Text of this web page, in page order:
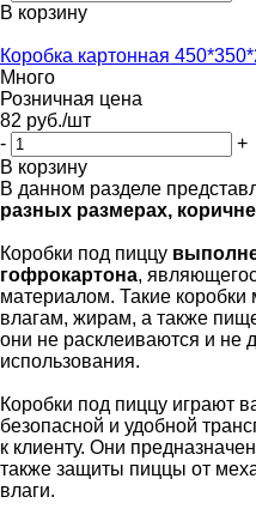
В корзину
Коробка картонная
Много
Розничная цена
82 руб./шт
-
+
В корзину
В данном разделе
разных размерах,
Коробки под пиццу в
гофрокартона,
материалом. Такие коробки
влагам, жирам, а также
они не расклеиваются и не
использования.
Коробки под пиццу играют
безопасной и удобной
к клиенту. Они
также защиты пиццы от
влаги.